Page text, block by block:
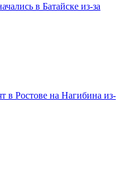
в Батайске из-за
в Ростове на Нагибина из-